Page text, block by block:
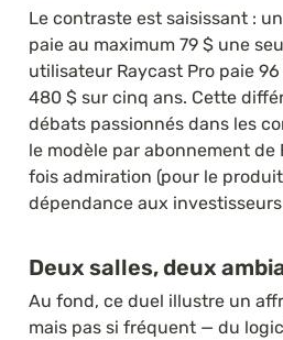
Le contraste est saisissant :
paie au maximum 79 $ une
utilisateur Raycast Pro paie
480 $ sur cinq ans. Cette
débats passionnés dans les
le modèle par abonnement de
fois admiration (pour le
dépendance aux
Deux salles, deux
Au fond, ce duel illustre un
mais pas si fréquent — du